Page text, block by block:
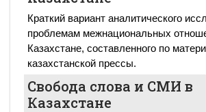
Краткий вариант аналитического
проблемам межнациональных
Казахстане, составленного по
казахстанской прессы.
Свобода слова и СМИ в
Казахстане